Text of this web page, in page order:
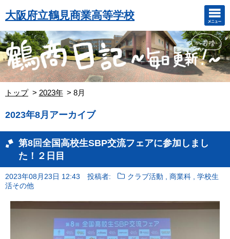
大阪府立鶴見商業高等学校
トップ 2023年 8月
2023年8月アーカイブ
第8回全国高校生SBP交流フェアに参加しまし
た！２日目
2023年08月23日 12:43 投稿者: クラブ活動 ,商業科 ,学校生
活その他